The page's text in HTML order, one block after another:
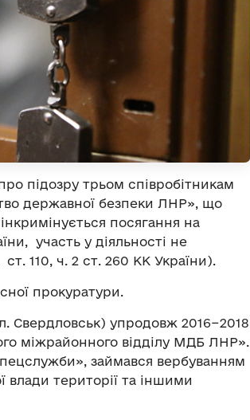
підозру трьом співробітникам
державної безпеки ЛНР», що
посягання на
участь у діяльності не
110, ч. 2 ст. 260 КК України).
прокуратури.
Свердловськ) упродовж 2016−2018
міжрайонного відділу МДБ ЛНР».
займався вербуванням
влади території та іншими